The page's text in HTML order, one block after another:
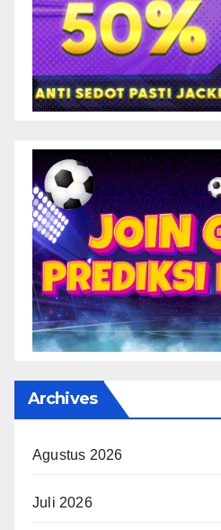
Archives
Agustus 2026
Juli 2026